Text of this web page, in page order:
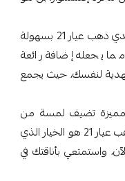
بالإضافة إلى ذلك، يمكن تنسيق خاتم هندي ذهب عيار 21 بسهولة
مما يجعله إضافة رائعة
لنفسك، حيث يجمع
تضيف لمسة من
الفخامة إلى إطلالتك، فإن خاتم هندي ذهب عيار 21 هو الخيار الذي
واستمتعي بأناقتك في